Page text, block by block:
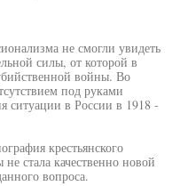
не смогли увидеть
силы, от которой в
войны. Во
под руками
ситуации в России в 1918 -
крестьянского
стала качественно новой
вопроса.